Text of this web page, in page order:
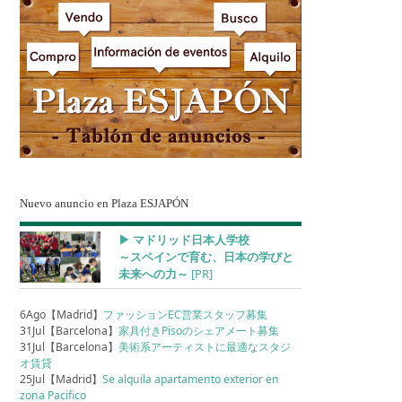
Nuevo anuncio en Plaza ESJAPÓN
▶︎ マドリッド日本人学校
～スペインで育む、日本の学びと
未来への力～ [PR]
6Ago【Madrid】 ファッションEC営業スタッフ募集
31Jul【Barcelona】家具付きPisoのシェアメート募集
31Jul【Barcelona】美術系アーティストに最適なスタジ
オ賃貸
25Jul【Madrid】Se alquila apartamento exterior en
zona Pacifico